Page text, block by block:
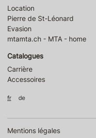
Location
Pierre de St-Léonard
Evasion
mtamta.ch - MTA - home
Catalogues
Carrière
Accessoires
fr de
Mentions légales